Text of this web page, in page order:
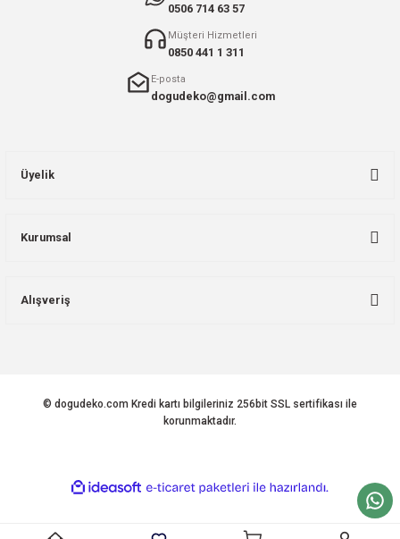
0506 714 63 57
Müşteri Hizmetleri
0850 441 1 311
E-posta
dogudeko@gmail.com
Üyelik
Kurumsal
Alışveriş
© dogudeko.com Kredi kartı bilgileriniz 256bit SSL sertifikası ile
korunmaktadır.
ideasoft
e-
hazırlandı.